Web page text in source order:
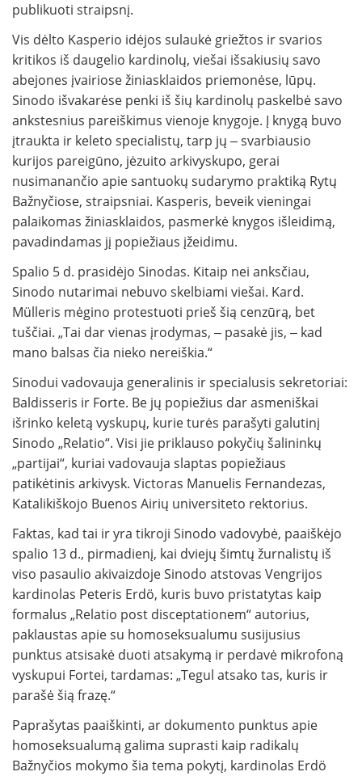
publikuoti straipsnį.
Vis dėlto Kasperio idėjos sulaukė griežtos ir svarios
kritikos iš daugelio kardinolų, viešai išsakiusių savo
abejones įvairiose žiniasklaidos priemonėse, lūpų.
Sinodo išvakarėse penki iš šių kardinolų paskelbė savo
ankstesnius pareiškimus vienoje knygoje. Į knygą buvo
įtraukta ir keleto specialistų, tarp jų ‒ svarbiausio
kurijos pareigūno, jėzuito arkivyskupo, gerai
nusimanančio apie santuokų sudarymo praktiką Rytų
Bažnyčiose, straipsniai. Kasperis, beveik vieningai
palaikomas žiniasklaidos, pasmerkė knygos išleidimą,
pavadindamas jį popiežiaus įžeidimu.
Spalio 5 d. prasidėjo Sinodas. Kitaip nei anksčiau,
Sinodo nutarimai nebuvo skelbiami viešai. Kard.
Mülleris mėgino protestuoti prieš šią cenzūrą, bet
tuščiai. „Tai dar vienas įrodymas, ‒ pasakė jis, ‒ kad
mano balsas čia nieko nereiškia.“
Sinodui vadovauja generalinis ir specialusis sekretoriai:
Baldisseris ir Forte. Be jų popiežius dar asmeniškai
išrinko keletą vyskupų, kurie turės parašyti galutinį
Sinodo „Relatio“. Visi jie priklauso pokyčių šalininkų
„partijai“, kuriai vadovauja slaptas popiežiaus
patikėtinis arkivysk. Victoras Manuelis Fernandezas,
Katalikiškojo Buenos Airių universiteto rektorius.
Faktas, kad tai ir yra tikroji Sinodo vadovybė, paaiškėjo
spalio 13 d., pirmadienį, kai dviejų šimtų žurnalistų iš
viso pasaulio akivaizdoje Sinodo atstovas Vengrijos
kardinolas Peteris Erdö, kuris buvo pristatytas kaip
formalus „Relatio post disceptationem“ autorius,
paklaustas apie su homoseksualumu susijusius
punktus atsisakė duoti atsakymą ir perdavė mikrofoną
vyskupui Fortei, tardamas: „Tegul atsako tas, kuris ir
parašė šią frazę.“
Paprašytas paaiškinti, ar dokumento punktus apie
homoseksualumą galima suprasti kaip radikalų
Bažnyčios mokymo šia tema pokytį, kardinolas Erdö